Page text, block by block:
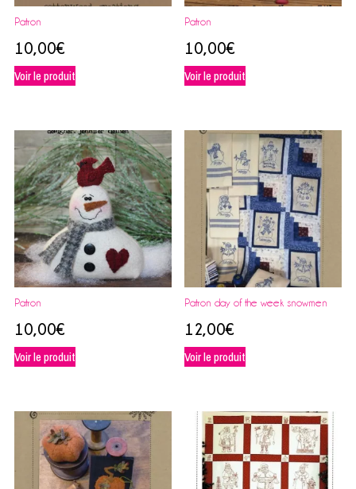
Patron
10,00€
Voir le produit
Patron
10,00€
Voir le produit
Patron
10,00€
Voir le produit
Patron day of the week snowmen
12,00€
Voir le produit